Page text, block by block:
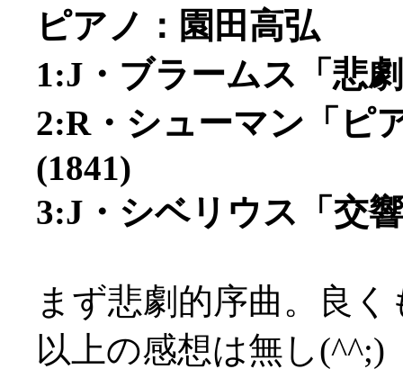
ピアノ：園田高弘
1:J・ブラームス「悲
2:R・シューマン「ピ
(1841)
3:J・シベリウス「交
まず悲劇的序曲。良
以上の感想は無し(^^;)